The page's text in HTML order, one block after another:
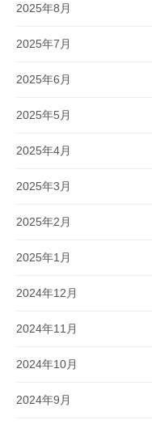
2025年8月
2025年7月
2025年6月
2025年5月
2025年4月
2025年3月
2025年2月
2025年1月
2024年12月
2024年11月
2024年10月
2024年9月